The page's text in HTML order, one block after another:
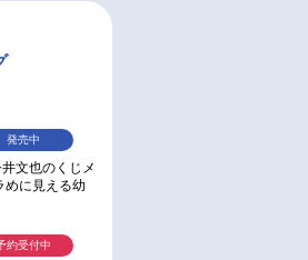
井文也のくじメ
めに見える幼
占欲が強いん
発売中
約受付中